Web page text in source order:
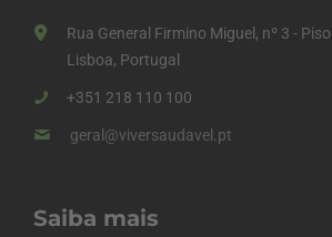
Rua General Firmino Miguel, nº 3 -
Lisboa, Portugal
+351 218 110 100
geral@viversaudavel.pt
Saiba mais